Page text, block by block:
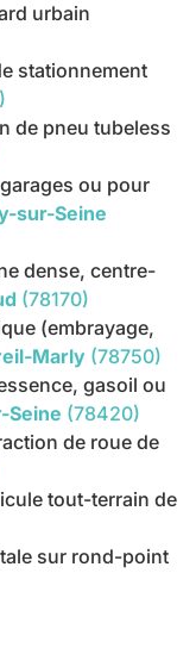
urbain
stationnement
de pneu tubeless
ou pour
sur-Seine
dense, centre-
(78170)
(embrayage,
Marly (78750)
gasoil ou
Seine (78420)
de roue de
tout-terrain de
sur rond-point